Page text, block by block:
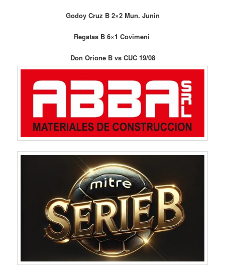
Godoy Cruz B 2×2 Mun. Junin
Regatas B 6×1 Covimeni
Don Orione B vs CUC 19/08